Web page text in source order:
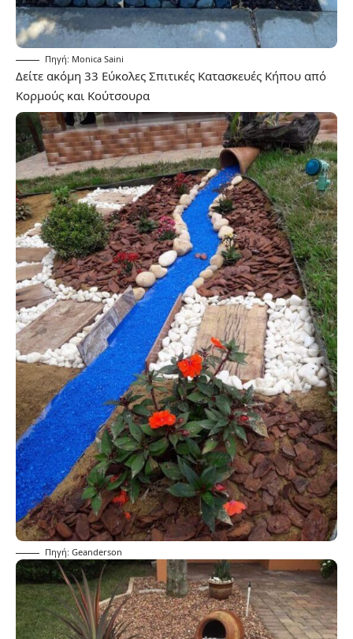
Πηγή: Monica Saini
Δείτε ακόμη 33 Εύκολες Σπιτικές Κατασκευές Κήπου από
Κορμούς και Κούτσουρα
Πηγή: Geanderson